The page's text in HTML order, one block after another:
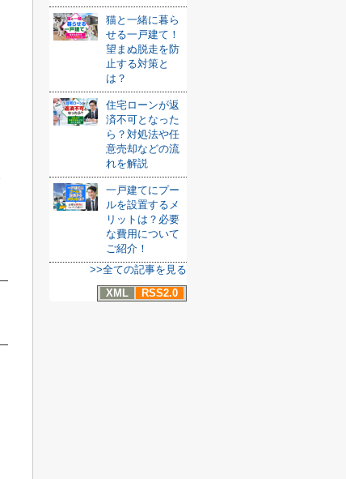
猫と一緒に暮ら
せる一戸建て！
望まぬ脱走を防
止する対策と
は？
住宅ローンが返
済不可となった
ら？対処法や任
意売却などの流
れを解説
一戸建てにプー
ルを設置するメ
リットは？必要
な費用について
ご紹介！
>>全ての記事を見る
XML
RSS2.0